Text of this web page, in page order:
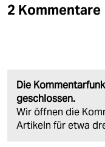
2 Kommentare
Die
geschlossen.
Wir öffnen die
Artikeln für etwa